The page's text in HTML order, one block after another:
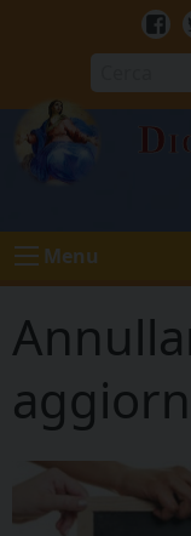
Menu